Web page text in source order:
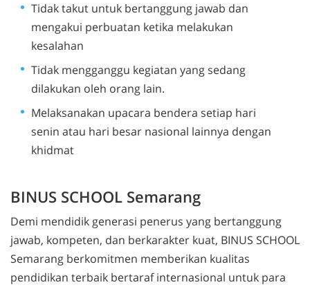
Tidak takut untuk bertanggung jawab dan
mengakui perbuatan ketika melakukan
kesalahan
Tidak mengganggu kegiatan yang sedang
dilakukan oleh orang lain.
Melaksanakan upacara bendera setiap hari
senin atau hari besar nasional lainnya dengan
khidmat
BINUS SCHOOL Semarang
Demi mendidik generasi penerus yang bertanggung
jawab, kompeten, dan berkarakter kuat, BINUS SCHOOL
Semarang berkomitmen memberikan kualitas
pendidikan terbaik bertaraf internasional untuk para